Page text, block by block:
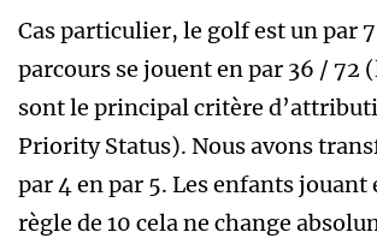
Cas particulier, le golf est un par
parcours se jouent en par 36 / 72
sont le principal critère
Priority Status). Nous avons
par 4 en par 5. Les enfants jouant
règle de 10 cela ne change